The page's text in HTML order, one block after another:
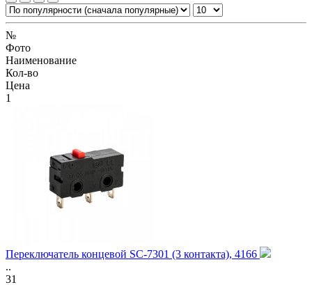
№
Фото
Наименование
Кол-во
Цена
1
Переключатель концевой SC-7301 (3 контакта), 4166
..
31